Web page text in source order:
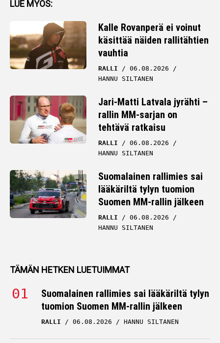
LUE MYÖS:
Kalle Rovanperä ei voinut
käsittää näiden rallitähtien
vauhtia
RALLI
06.08.2026
HANNU SILTANEN
Jari-Matti Latvala jyrähti –
rallin MM-sarjan on
tehtävä ratkaisu
RALLI
06.08.2026
HANNU SILTANEN
Suomalainen rallimies sai
lääkäriltä tylyn tuomion
Suomen MM-rallin jälkeen
RALLI
06.08.2026
HANNU SILTANEN
TÄMÄN HETKEN LUETUIMMAT
Suomalainen rallimies sai lääkäriltä tylyn
tuomion Suomen MM-rallin jälkeen
RALLI 06.08.2026 HANNU SILTANEN